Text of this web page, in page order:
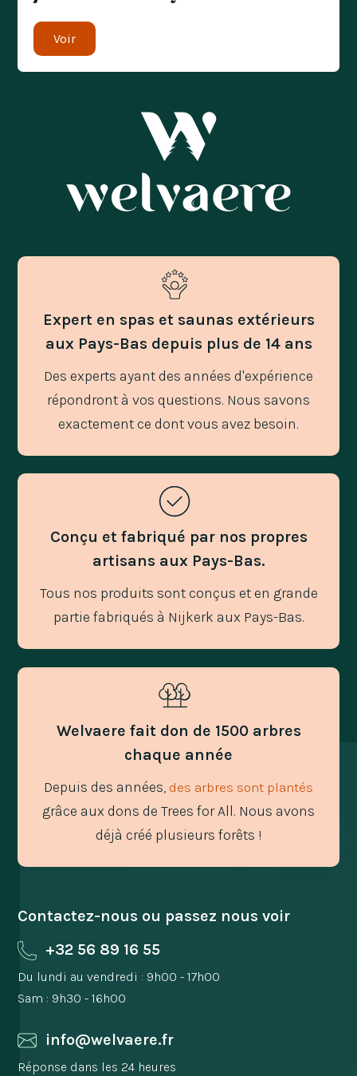
Voir
Expert en spas et saunas extérieurs
aux Pays-Bas depuis plus de 14 ans
Des experts ayant des années d'expérience
répondront à vos questions. Nous savons
exactement ce dont vous avez besoin.
Conçu et fabriqué par nos propres
artisans aux Pays-Bas.
Tous nos produits sont conçus et en grande
partie fabriqués à Nijkerk aux Pays-Bas.
Welvaere fait don de 1500 arbres
chaque année
Depuis des années, des arbres sont plantés
grâce aux dons de Trees for All. Nous avons
déjà créé plusieurs forêts !
Contactez-nous ou passez nous voir
+32 56 89 16 55
Du lundi au vendredi : 9h00 - 17h00
Sam : 9h30 - 16h00
info@welvaere.fr
Réponse dans les 24 heures